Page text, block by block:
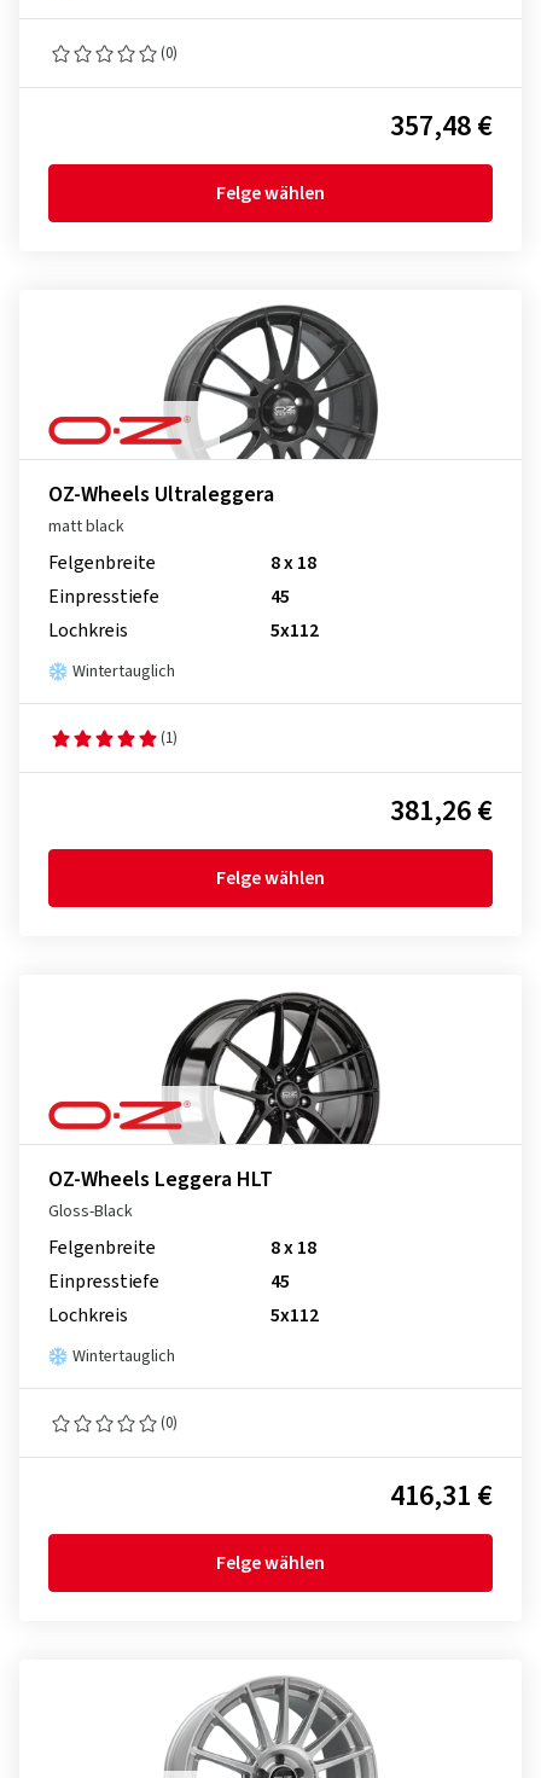
(0)
357,48 €
Felge wählen
OZ-Wheels Ultraleggera
matt black
Felgenbreite
8 x 18
Einpresstiefe
45
Lochkreis
5x112
Wintertauglich
(1)
381,26 €
Felge wählen
OZ-Wheels Leggera HLT
Gloss-Black
Felgenbreite
8 x 18
Einpresstiefe
45
Lochkreis
5x112
Wintertauglich
(0)
416,31 €
Felge wählen